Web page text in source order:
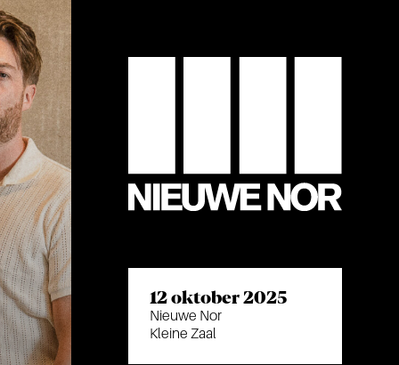
12 oktober 2025
Nieuwe Nor
Kleine Zaal